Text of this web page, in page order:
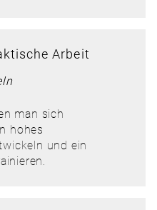
Arbeit
man sich
hohes
und ein